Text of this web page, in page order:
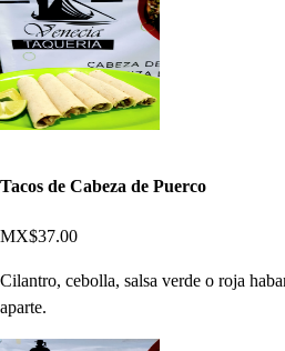
Tacos de Cabeza de Puerco
MX$37.00
Cilantro, cebolla, salsa verde o roja
aparte.